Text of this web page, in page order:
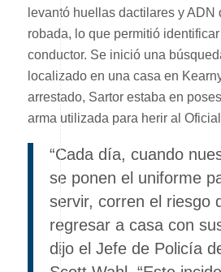
levantó huellas dactilares y ADN
robada, lo que permitió
conductor. Se inició una
localizado en una casa en
arrestado, Sartor estaba en
arma utilizada para herir al
“Cada día, cuando
se ponen el uniforme
servir, corren el riesgo
regresar a casa con
dijo el Jefe de Policía